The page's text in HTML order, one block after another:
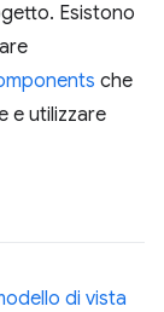
Esistono
che
e utilizzare
di vista